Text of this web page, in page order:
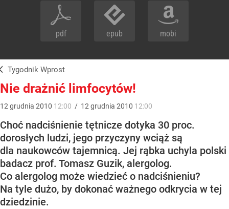
pdf epub mobi
Tygodnik Wprost
Nie drażnić limfocytów!
12 grudnia 2010 12:00 / 12 grudnia 2010 12:00
Choć nadciśnienie tętnicze dotyka 30 proc.
dorosłych ludzi, jego przyczyny wciąż są
dla naukowców tajemnicą. Jej rąbka uchyla polski
badacz prof. Tomasz Guzik, alergolog.
Co alergolog może wiedzieć o nadciśnieniu?
Na tyle dużo, by dokonać ważnego odkrycia w tej
dziedzinie.